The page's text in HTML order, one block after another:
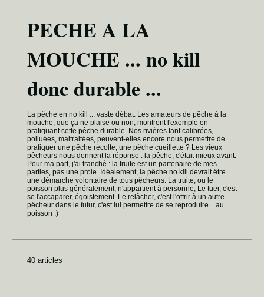
PECHE A LA
MOUCHE ... no kill
donc durable ...
La pêche en no kill ... vaste débat. Les amateurs de pêche à la
mouche, que ça ne plaise ou non, montrent l'exemple en
pratiquant cette pêche durable. Nos rivières tant calibrées,
polluées, maltraitées, peuvent-elles encore nous permettre de
pratiquer une pêche récolte, une pêche cueillette ? Les vieux
pêcheurs nous donnent la réponse : la pêche, c'était mieux avant.
Pour ma part, j'ai tranché : la truite est un partenaire de mes
parties, pas une proie. Idéalement, la pêche no kill devrait être
une démarche volontaire de tous pêcheurs. La truite, ou le
poisson plus généralement, n'appartient à personne, Le tuer, c'est
se l'accaparer, égoistement. Le relâcher, c'est l'offrir à un autre
pêcheur dans le futur, c'est lui permettre de se reproduire... au
poisson ;)
40 articles